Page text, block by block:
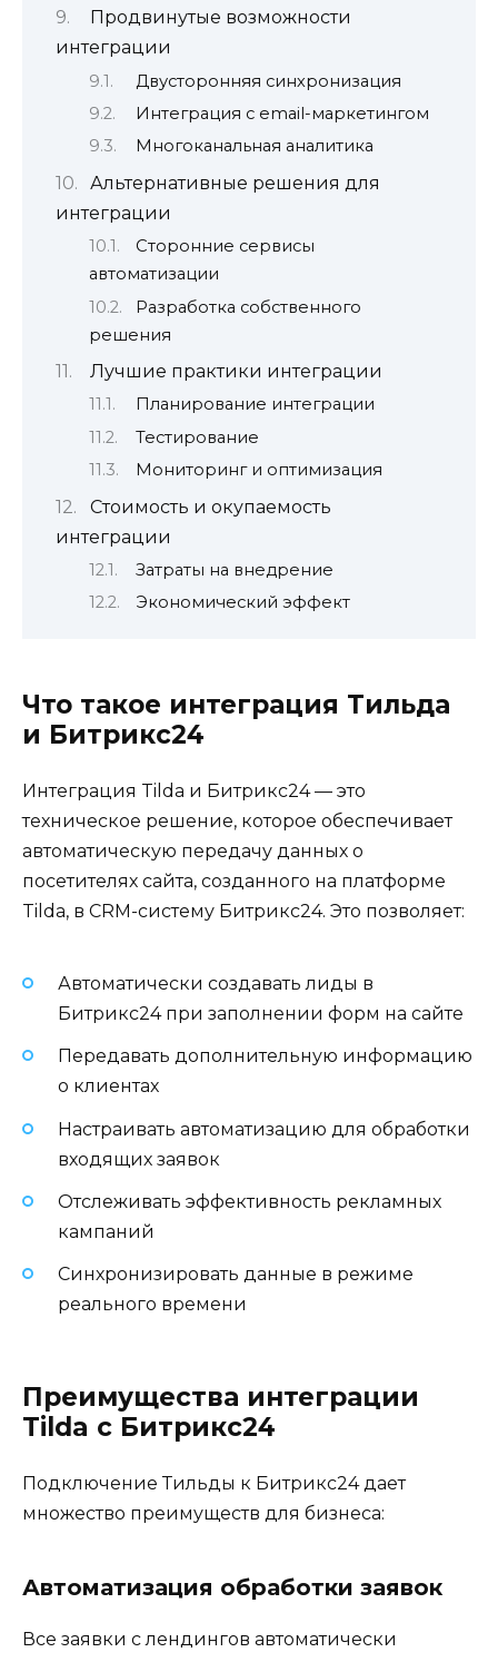
Продвинутые возможности
интеграции
Двусторонняя синхронизация
Интеграция с email-маркетингом
Многоканальная аналитика
Альтернативные решения для
интеграции
Сторонние сервисы
автоматизации
Разработка собственного
решения
Лучшие практики интеграции
Планирование интеграции
Тестирование
Мониторинг и оптимизация
Стоимость и окупаемость
интеграции
Затраты на внедрение
Экономический эффект
Что такое интеграция Тильда
и Битрикс24
Интеграция Tilda и Битрикс24 — это
техническое решение, которое обеспечивает
автоматическую передачу данных о
посетителях сайта, созданного на платформе
Tilda, в CRM-систему Битрикс24. Это позволяет:
Автоматически создавать лиды в
Битрикс24 при заполнении форм на сайте
Передавать дополнительную информацию
о клиентах
Настраивать автоматизацию для обработки
входящих заявок
Отслеживать эффективность рекламных
кампаний
Синхронизировать данные в режиме
реального времени
Преимущества интеграции
Tilda с Битрикс24
Подключение Тильды к Битрикс24 дает
множество преимуществ для бизнеса:
Автоматизация обработки заявок
Все заявки с лендингов автоматически